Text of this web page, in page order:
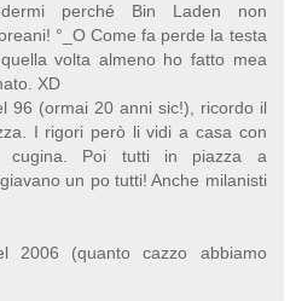
perché Bin Laden non
°_O Come fa perde la testa
volta almeno ho fatto mea
XD
96 (ormai 20 anni sic!), ricordo il
I rigori però li vidi a casa con
Poi tutti in piazza a
un po tutti! Anche milanisti
2006 (quanto cazzo abbiamo